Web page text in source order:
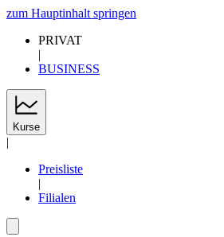
zum Hauptinhalt springen
PRIVAT
|
BUSINESS
Kurse
|
Preisliste
|
Filialen